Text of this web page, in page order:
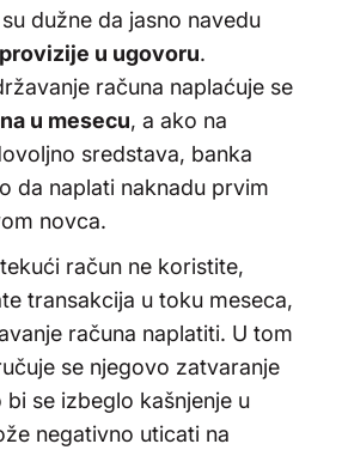
dužne da jasno navedu
u ugovoru.
računa naplaćuje se
u mesecu, a ako na
sredstava, banka
da naplati naknadu prvim
novca.
račun ne koristite,
transakcija u toku meseca,
računa naplatiti. U tom
se njegovo zatvaranje
se izbeglo kašnjenje u
negativno uticati na